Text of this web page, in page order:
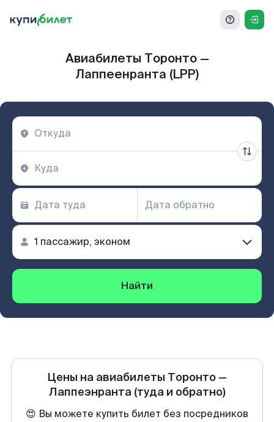
Авиабилеты Торонто —
Лаппеенранта (LPP)
Найти
Цены на авиабилеты Торонто —
Лаппеэнранта (туда и обратно)
😍 Вы можете купить билет без посредников